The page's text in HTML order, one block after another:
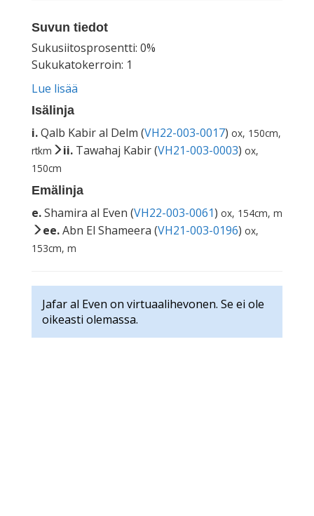
Suvun tiedot
Sukusiitosprosentti: 0%
Sukukatokerroin: 1
Lue lisää
Isälinja
i.Qalb Kabir al Delm (VH22-003-0017) ox, 150cm,
rtkm
ii. Tawahaj Kabir (VH21-003-0003) ox,
150cm
Emälinja
e.Shamira al Even (VH22-003-0061) ox, 154cm, m
ee.Abn El Shameera (VH21-003-0196) ox,
153cm, m
Jafar al Even on virtuaalihevonen. Se ei ole
oikeasti olemassa.